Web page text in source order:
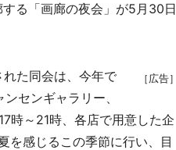
る「画廊の夜会」が5月30日
［広告］
た同会は、今年で
センギャラリー、
時～21時、各店で用意した企
を感じるこの季節に行い、目